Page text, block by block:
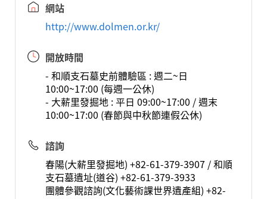
網站
http://www.dolmen.or.kr/
開放時間
- 和順支石墓史前體驗區 : 週二~日
10:00~17:00 (每週一公休)
- 大薪里發掘地 : 平日 09:00~17:00 / 週末
10:00~17:00 (春節與中秋節連假公休)
諮詢
春陽(大薪里發掘地) +82-61-379-3907 / 和順
支石墓遺址(道谷) +82-61-379-3933
團體參觀諮詢(文化藝術課世界遺產組) +82-